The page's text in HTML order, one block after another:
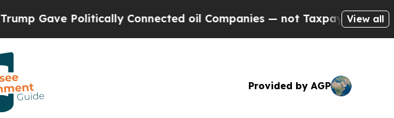
Politically Connected oil Companies — not Taxpayers — theView all
Provided by AGP